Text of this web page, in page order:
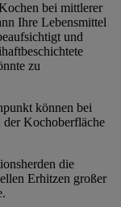
bei mittlerer
Ihre Lebensmittel
und
zu
können bei
der Kochoberfläche
die
Erhitzen großer